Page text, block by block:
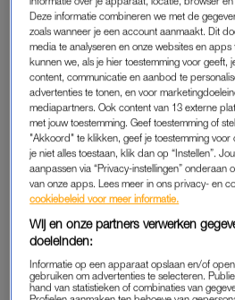
kinderen.
Alles ging goed, al vond ik dat hij
was: hij dreigde wel eens dat-ie het
het ooit minder zouden gaan doen.
de daad nooit bij het woord dus ik
was een leuke vader voor onze
lieve partner voor mij.”
WEG GELD
“We leidden een fijn leven samen.
boekhouder en regelde al onze
als we even de zeilen moesten
Deze informatie combineren we met de
zoals wanneer je een account aanmaakt. Dit
media te analyseren en onze websites en
kunnen we, als je hier toestemming voor geeft,
content, communicatie en aanbod te
advertenties te tonen, en voor
mediapartners. Ook content van 13 externe
met jouw toestemming. Geef toestemming of
"Akkoord" te klikken, geef je toestemming voor
je niet alles toestaan, klik dan op “Instellen”.
aanpassen via “Privacy-instellingen” onderaan
van onze apps. Lees meer in ons privacy- en
cookiebeleid voor meer informatie.
Wij en onze partners verwerken
doeleinden:
Informatie op een apparaat opslaan en/of
gebruiken om advertenties te selecteren.
hand van statistieken of combinaties van